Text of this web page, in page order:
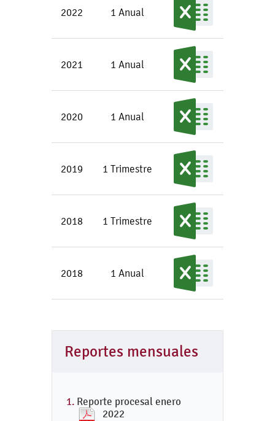
2022 1 Anual
2021 1 Anual
2020 1 Anual
2019 1 Trimestre
2018 1 Trimestre
2018 1 Anual
Reportes mensuales
Reporte procesal enero
2022